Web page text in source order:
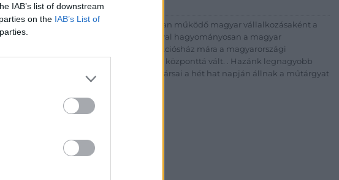
IAB’s list of downstream
on the IAB’s List of
múltú, 240 esztendeje jogfolytonosan működő magyar vállalkozásaként a
tekintélyével és megbízhatóságával hagyományosan a magyar
A 2007-ben megújult BÁV Aukciósház mára a magyarországi
színterévé, kereskedelmi és árverési központtá vált. . Hazánk legnagyobb
rendelkező BÁV ZRt. felkészült munkatársai a hét hat napján állnak a műtárgyat